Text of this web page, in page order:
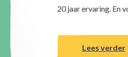
20 jaar ervaring. En
Lees verder